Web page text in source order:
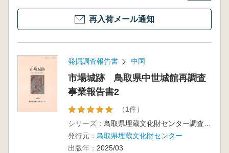
再入荷メール通知
発掘調査報告書 中国
市場城跡 鳥取県中世城館再調査
事業報告書2
（1件）
シリーズ：
発行元： 鳥取県埋蔵文化財センター
出版年： 2025/03